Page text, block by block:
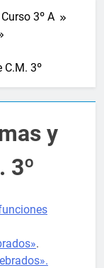
Curso 3º A
C.M. 3º
y
3º
.